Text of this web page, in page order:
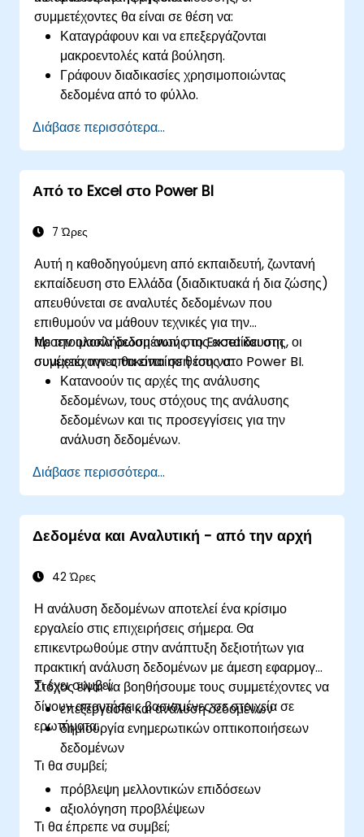
εργάζονται ταυτόχρονα στα ίδια δεδομένα. 7.
Αυτοματοποίηση εργασιών: Δυνατότητα
δημιουργίας μακροεντολών και αυτοματοποίησης
εργασιών με τη χρήση της γλώσσας
προγραμματισμού VBA (Visual Basic for
Applications). Το Excel χρησιμοποιείται ευρέως
σε διάφορους τομείς, από τις επιχειρήσεις έως την
δεδομένων, τη δημιουργία αναφορών,
προϋπολογισμών, χρονοδιαγραμμάτων, τη
διαχείριση δεδομένων και πολλές άλλες εφαρμογές.
συμμετέχοντες θα είναι σε θέση να:
Καταγράφουν και να επεξεργάζονται
μακροεντολές κατά βούληση.
Γράφουν διαδικασίες χρησιμοποιώντας
δεδομένα από το φύλλο.
Χειρίζονται ένα συμβάν (άνοιγμα φύλλου
εργασίας, ενημέρωση κελιού κ.λπ.) μέσω
χειριστή.
Δημιουργούν μια φόρμα.
Διάβασε περισσότερα...
Από το Excel στο Power BI
7 Ώρες
Αυτή η καθοδηγούμενη από εκπαιδευτή, ζωντανή
εκπαίδευση στο Ελλάδα (διαδικτυακά ή δια ζώσης)
απευθύνεται σε αναλυτές δεδομένων που
επιθυμούν να μάθουν τεχνικές για την
προετοιμασία δεδομένων στο Excel και στη
συνέχεια την οπτικοποίησή τους στο Power BI.
Με την ολοκλήρωση αυτής της εκπαίδευσης, οι
συμμετέχοντες θα είναι σε θέση να:
Κατανοούν τις αρχές της ανάλυσης
δεδομένων, τους στόχους της ανάλυσης
δεδομένων και τις προσεγγίσεις για την
ανάλυση δεδομένων.
πολύπλοκους υπολογισμούς.
Δημιουργούν και χρησιμοποιούν
οπτικοποιήσεις και γραφήματα για
συγκεκριμένες περιπτώσεις ανάλυσης.
μεταβούν από το Power BI που βασίζεται στο
Διάβασε περισσότερα...
Δεδομένα και Αναλυτική - από την αρχή
42 Ώρες
Η ανάλυση δεδομένων αποτελεί ένα κρίσιμο
εργαλείο στις επιχειρήσεις σήμερα. Θα
επικεντρωθούμε στην ανάπτυξη δεξιοτήτων για
πρακτική ανάλυση δεδομένων με άμεση εφαρμογή.
Στόχος είναι να βοηθήσουμε τους συμμετέχοντες να
δίνουν απαντήσεις βασισμένες σε στοιχεία σε
ερωτήματα:
Τι έχει συμβεί;
επεξεργασία και ανάλυση δεδομένων
δημιουργία ενημερωτικών οπτικοποιήσεων
δεδομένων
Τι θα συμβεί;
πρόβλεψη μελλοντικών επιδόσεων
αξιολόγηση προβλέψεων
Τι θα έπρεπε να συμβεί;